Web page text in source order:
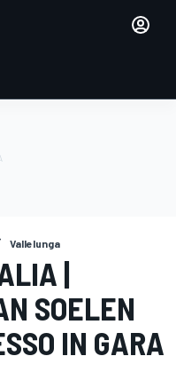
Vallelunga
|
SOELEN
IN GARA